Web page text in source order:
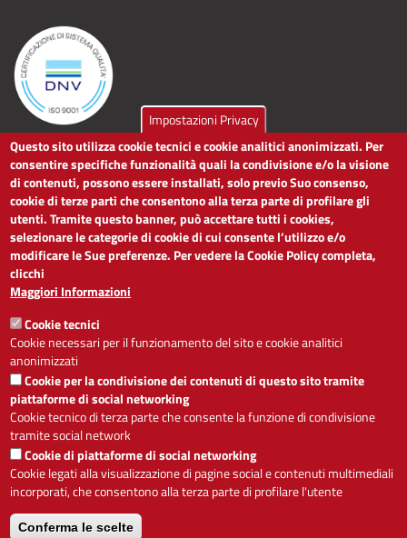
LINK UTILI
Dichiarazione di accessibilità
Obiettivi di accessibilità
Segnalaci problemi di accessibilità
Note legali
Privacy
Accesso riservato
ACCESSIBILITÀ
- A +
Alto contrasto
Impostazioni Privacy
Questo sito utilizza cookie tecnici e cookie analitici anonimizzati. Per
consentire specifiche funzionalità quali la condivisione e/o la visione
di contenuti, possono essere installati, solo previo Suo consenso,
cookie di terze parti che consentono alla terza parte di profilare gli
utenti. Tramite questo banner, può accettare tutti i cookies,
selezionare le categorie di cookie di cui consente l’utilizzo e/o
modificare le Sue preferenze. Per vedere la Cookie Policy completa,
clicchi
Maggiori Informazioni
Cookie tecnici
Cookie necessari per il funzionamento del sito e cookie analitici
anonimizzati
Cookie per la condivisione dei contenuti di questo sito tramite
piattaforme di social networking
Cookie tecnico di terza parte che consente la funzione di condivisione
tramite social network
Cookie di piattaforme di social networking
Cookie legati alla visualizzazione di pagine social e contenuti multimediali
incorporati, che consentono alla terza parte di profilare l'utente
Conferma le scelte